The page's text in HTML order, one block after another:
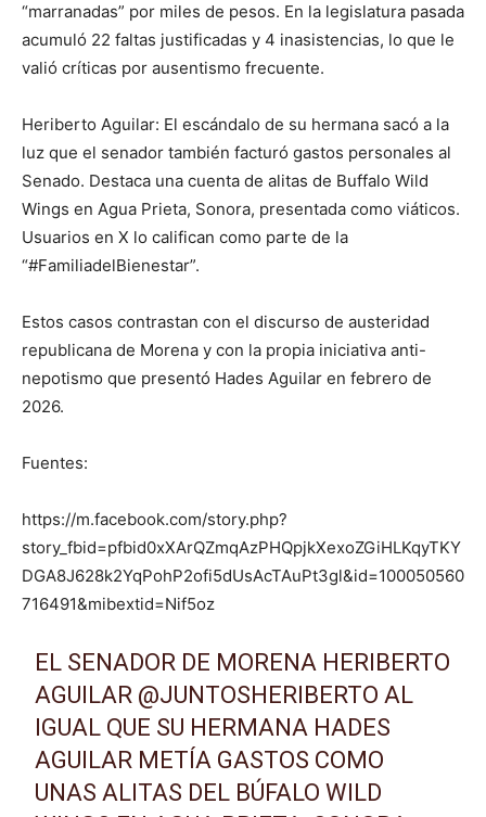
“marranadas” por miles de pesos. En la legislatura pasada
acumuló 22 faltas justificadas y 4 inasistencias, lo que le
valió críticas por ausentismo frecuente.
Heriberto Aguilar: El escándalo de su hermana sacó a la
luz que el senador también facturó gastos personales al
Senado. Destaca una cuenta de alitas de Buffalo Wild
Wings en Agua Prieta, Sonora, presentada como viáticos.
Usuarios en X lo califican como parte de la
“#FamiliadelBienestar”.
Estos casos contrastan con el discurso de austeridad
republicana de Morena y con la propia iniciativa anti-
nepotismo que presentó Hades Aguilar en febrero de
2026.
Fuentes:
https://m.facebook.com/story.php?
story_fbid=pfbid0xXArQZmqAzPHQpjkXexoZGiHLKqyTKY
DGA8J628k2YqPohP2ofi5dUsAcTAuPt3gl&id=100050560
716491&mibextid=Nif5oz
EL SENADOR DE MORENA HERIBERTO
AGUILAR @JUNTOSHERIBERTO AL
IGUAL QUE SU HERMANA HADES
AGUILAR METÍA GASTOS COMO
UNAS ALITAS DEL BÚFALO WILD